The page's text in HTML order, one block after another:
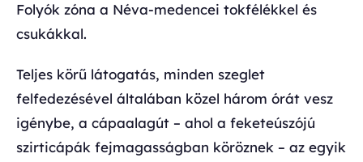
Folyók zóna a Néva-medencei tokfélékkel és
csukákkal.
Teljes körű látogatás, minden szeglet
felfedezésével általában közel három órát vesz
igénybe, a cápaalagút – ahol a feketeúszójú
szirticápák fejmagasságban köröznek – az egyik